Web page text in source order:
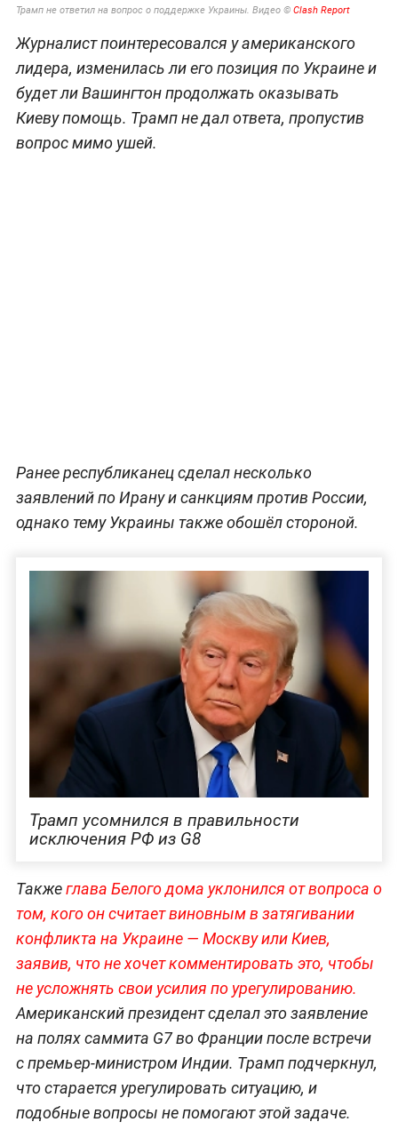
Трамп не ответил на вопрос о поддержке Украины. Видео © Clash Report
Журналист поинтересовался у американского
лидера, изменилась ли его позиция по Украине и
будет ли Вашингтон продолжать оказывать
Киеву помощь. Трамп не дал ответа, пропустив
вопрос мимо ушей.
Ранее республиканец сделал несколько
заявлений по Ирану и санкциям против России,
однако тему Украины также обошёл стороной.
Трамп усомнился в правильности
исключения РФ из G8
Такжеглава Белого дома уклонился от вопроса о
том, кого он считает виновным в затягивании
конфликта на Украине — Москву или Киев,
заявив, что не хочет комментировать это, чтобы
не усложнять свои усилия по урегулированию.
Американский президент сделал это заявление
на полях саммита G7 во Франции после встречи
с премьер-министром Индии. Трамп подчеркнул,
что старается урегулировать ситуацию, и
подобные вопросы не помогают этой задаче.